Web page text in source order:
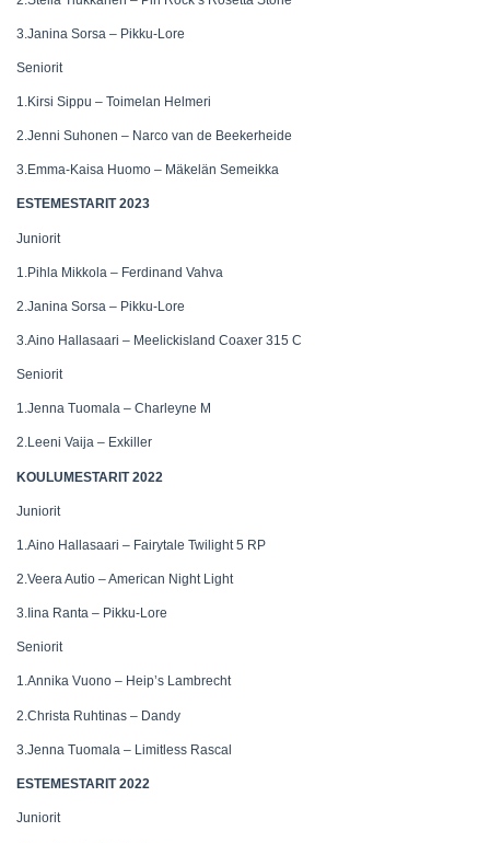
3.Janina Sorsa – Pikku-Lore
Seniorit
1.Kirsi Sippu – Toimelan Helmeri
2.Jenni Suhonen – Narco van de Beekerheide
3.Emma-Kaisa Huomo – Mäkelän Semeikka
ESTEMESTARIT 2023
Juniorit
1.Pihla Mikkola – Ferdinand Vahva
2.Janina Sorsa – Pikku-Lore
3.Aino Hallasaari – Meelickisland Coaxer 315 C
Seniorit
1.Jenna Tuomala – Charleyne M
2.Leeni Vaija – Exkiller
KOULUMESTARIT 2022
Juniorit
1.Aino Hallasaari – Fairytale Twilight 5 RP
2.Veera Autio – American Night Light
3.Iina Ranta – Pikku-Lore
Seniorit
1.Annika Vuono – Heip’s Lambrecht
2.Christa Ruhtinas – Dandy
3.Jenna Tuomala – Limitless Rascal
ESTEMESTARIT 2022
Juniorit